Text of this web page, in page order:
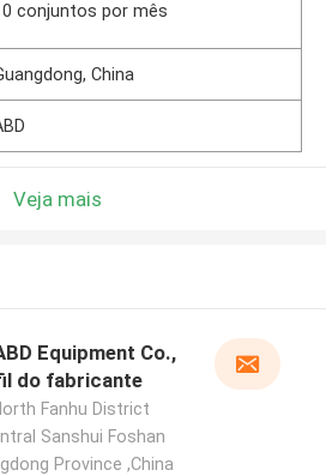
conjuntos por mês
China
Veja mais
Equipment Co.,
do fabricante
Fanhu District
Sanshui Foshan
Province ,China